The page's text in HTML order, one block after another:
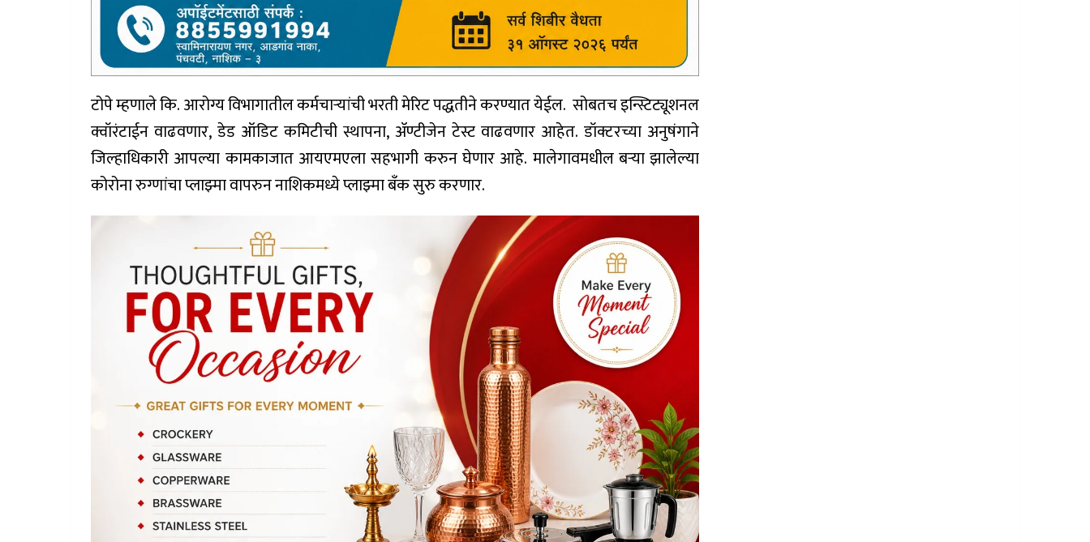
टोपे म्हणाले कि. आरोग्य विभागातील कर्मचार्‍यांची भरती मेरिट पद्धतीने करण्यात येईल. सोबतच इन्स्टिट्यूशनल
क्वॉरंटाईन वाढवणार, डेड ऑडिट कमिटीची स्थापना, अ‍ॅण्टीजेन टेस्ट वाढवणार आहेत. डॉक्टरच्या अनुषंगाने
जिल्हाधिकारी आपल्या कामकाजात आयएमएला सहभागी करुन घेणार आहे. मालेगावमधील बर्‍या झालेल्या
कोरोना रुग्णांचा प्लाझ्मा वापरुन नाशिकमध्ये प्लाझ्मा बँक सुरु करणार.